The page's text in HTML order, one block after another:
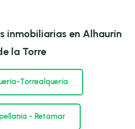
inmobiliarias en Alhaurín
la Torre
Torrealquería
- Retamar